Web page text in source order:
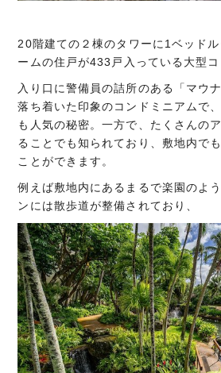
20階建ての２棟のタワーに1ベッド
ームの住戸が433戸入っている大型コ
入り口に警備員の詰所のある「マウ
落ち着いた印象のコンドミニアムで
も人気の秘密。一方で、たくさんの
ることでも知られており、敷地内で
ことができます。
例えば敷地内にあるまるで楽園のよ
ンには散歩道が整備されており、